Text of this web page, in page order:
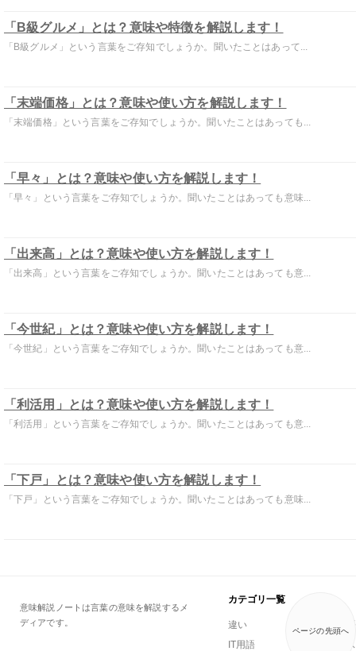
「B級グルメ」とは？意味や特徴を解説します！
「B級グルメ」という言葉をご存知でしょうか。聞いたことはあって...
「末端価格」とは？意味や使い方を解説します！
「末端価格」という言葉をご存知でしょうか。聞いたことはあっても...
「早々」とは？意味や使い方を解説します！
「早々」という言葉をご存知でしょうか。聞いたことはあっても意味...
「出来高」とは？意味や使い方を解説します！
「出来高」という言葉をご存知でしょうか。聞いたことはあっても意...
「今世紀」とは？意味や使い方を解説します！
「今世紀」という言葉をご存知でしょうか。聞いたことはあっても意...
「利活用」とは？意味や使い方を解説します！
「利活用」という言葉をご存知でしょうか。聞いたことはあっても意...
「下戸」とは？意味や使い方を解説します！
「下戸」という言葉をご存知でしょうか。聞いたことはあっても意味...
ページの先頭へ
意味解説ノートは言葉の意味を解説するメ
ディアです。
カテゴリ一覧
違い
一般用語
IT用語
ビジネ